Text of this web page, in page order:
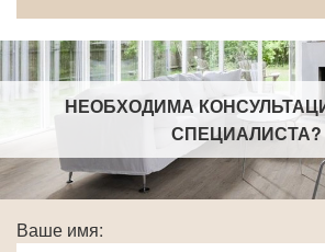
НЕОБХОДИМА
СПЕЦИАЛИСТА?
Ваше имя: